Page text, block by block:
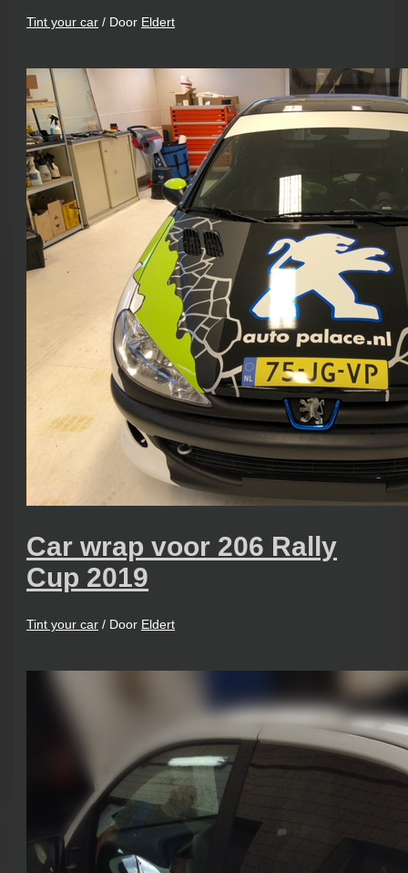
Tint your car / Door Eldert
Car wrap voor 206 Rally
Cup 2019
Tint your car / Door Eldert